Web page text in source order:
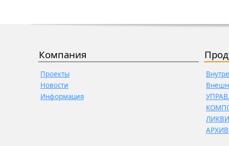
Компания
Проекты
Новости
Информация
АРХИВ